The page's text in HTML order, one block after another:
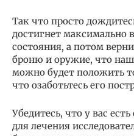
Так что просто
достигнет максимально
состояния, а потом
броню и оружие, что
можно будет положить
что озаботьтесь его
Убедитесь, что у вас
для лечения